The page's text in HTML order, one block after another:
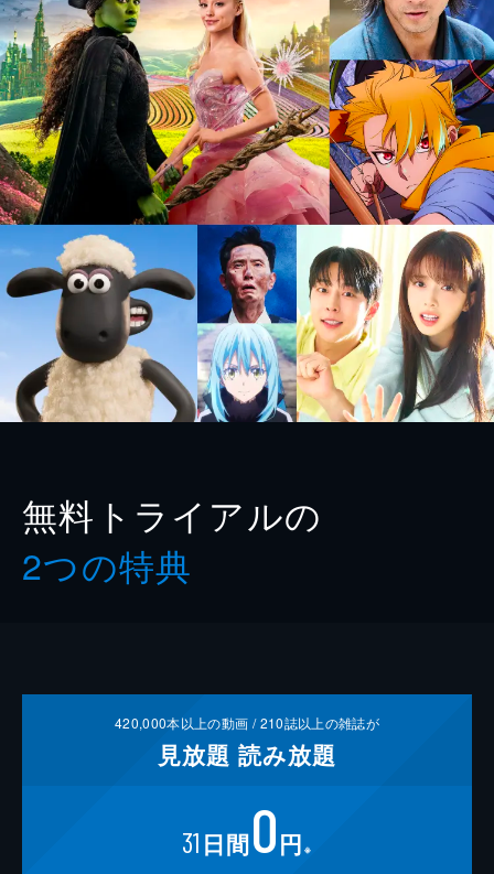
無料トライアルの
2つの特典
420,000本以上の動画 /210誌以上の雑誌が
見放題 読み放題
31 日間0円 ※